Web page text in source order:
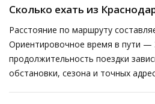
Сколько ехать из
Расстояние по маршруту
Ориентировочное время в пути —
продолжительность поездки
обстановки, сезона и точных